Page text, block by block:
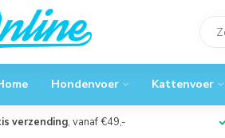
Hondenvoer Kattenvoer
verzending, vanaf €49,-